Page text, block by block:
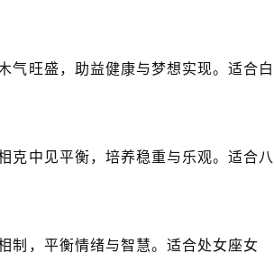
气旺盛，助益健康与梦想实现。适合白
克中见平衡，培养稳重与乐观。适合八
制，平衡情绪与智慧。适合处女座女